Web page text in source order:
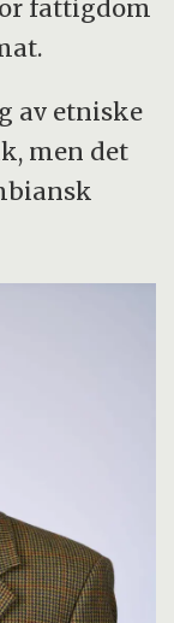
fattigdom
av etniske
men det